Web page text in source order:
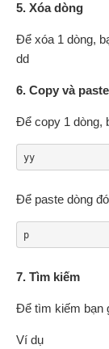
5. Xóa dòng
Để xóa 1 dòng,
dd
6. Copy và paste
Để copy 1 dòng,
yy
Để paste dòng
p
7. Tìm kiếm
Để tìm kiếm bạn
Ví dụ